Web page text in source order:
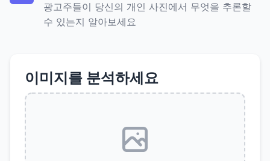
광고주들이 당신의 개인 사진에서 무엇을 추론할
수 있는지 알아보세요
이미지를 분석하세요